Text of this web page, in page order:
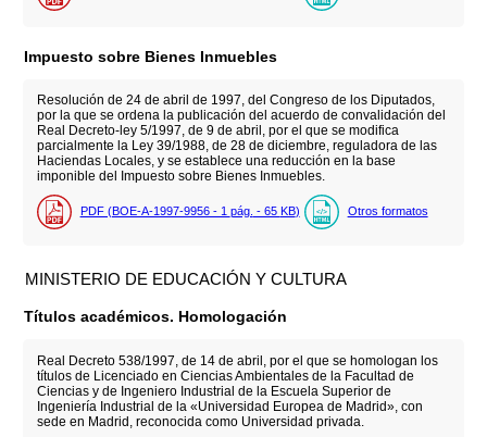
Impuesto sobre Bienes Inmuebles
Resolución de 24 de abril de 1997, del Congreso de los Diputados,
por la que se ordena la publicación del acuerdo de convalidación del
Real Decreto-ley 5/1997, de 9 de abril, por el que se modifica
parcialmente la Ley 39/1988, de 28 de diciembre, reguladora de las
Haciendas Locales, y se establece una reducción en la base
imponible del Impuesto sobre Bienes Inmuebles.
PDF (BOE-A-1997-9956 - 1 pág. - 65 KB) Otros formatos
MINISTERIO DE EDUCACIÓN Y CULTURA
Títulos académicos. Homologación
Real Decreto 538/1997, de 14 de abril, por el que se homologan los
títulos de Licenciado en Ciencias Ambientales de la Facultad de
Ciencias y de Ingeniero Industrial de la Escuela Superior de
Ingeniería Industrial de la «Universidad Europea de Madrid», con
sede en Madrid, reconocida como Universidad privada.